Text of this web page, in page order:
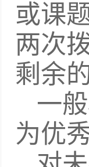
或课
两次
剩余
一
为优